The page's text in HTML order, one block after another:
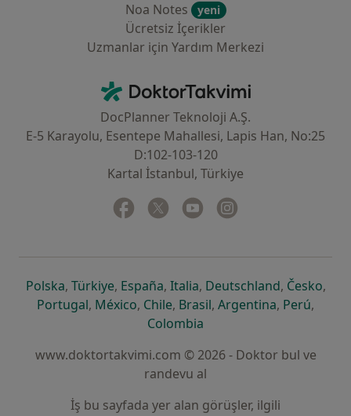
Noa Notes
yeni
Ücretsiz İçerikler
Uzmanlar için Yardım Merkezi
DoktorTakvimi - Ana Sayfa
DocPlanner Teknoloji A.Ş.
E-5 Karayolu, Esentepe Mahallesi, Lapis Han, No:25
D:102-103-120
Kartal İstanbul, Türkiye
Facebook
yeni bir sekmede açılır
Twitter
yeni bir sekmede açılır
Youtube
yeni bir sekmede açılır
Polskayeni bir sekmede açılır
, Türkiyeyeni bir sekmede açılır
, Españayeni bir sekmede açılır
, Italiayeni bir sekmede açılır
, Deutschlandyeni bir
, Českoyeni
,
Portugalyeni bir sekmede açılır
, Méxicoyeni bir sekmede açılır
, Chileyeni bir sekmede açılır
, Brasilyeni bir sekmede açılır
, Argentinayeni bir
, Perúyeni
,
Colombia
www.doktortakvimi.com © 2026 - Doktor bul ve
randevu al
İş bu sayfada yer alan görüşler, ilgili